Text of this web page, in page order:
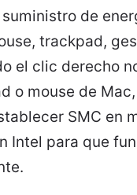
de
trackpad,
el clic derecho
o mouse de
SMC en
Intel para que